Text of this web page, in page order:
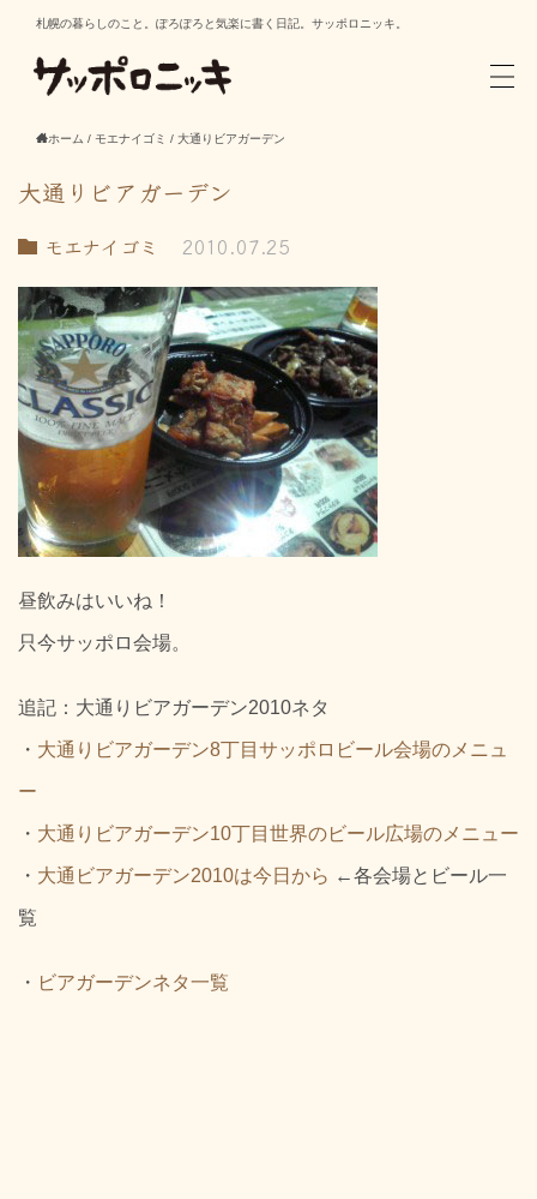
札幌の暮らしのこと。ぽろぽろと気楽に書く日記。サッポロニッキ。
ホーム / モエナイゴミ / 大通りビアガーデン
大通りビアガーデン
モエナイゴミ 2010.07.25
昼飲みはいいね！
只今サッポロ会場。
追記：大通りビアガーデン2010ネタ
・ 大通りビアガーデン8丁目サッポロビール会場のメニュ
ー
・ 大通りビアガーデン10丁目世界のビール広場のメニュー
・ 大通ビアガーデン2010は今日から ←各会場とビール一
覧
・ ビアガーデンネタ一覧